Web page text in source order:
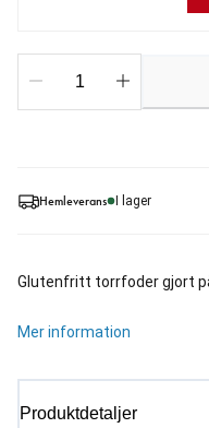
Hemleverans I lager
Glutenfritt torrfoder gjort
Mer information
Produktdetaljer